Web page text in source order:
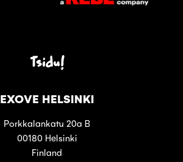
Tsidu!
EXOVE HELSINKI
Porkkalankatu 20a B
00180 Helsinki
Finland